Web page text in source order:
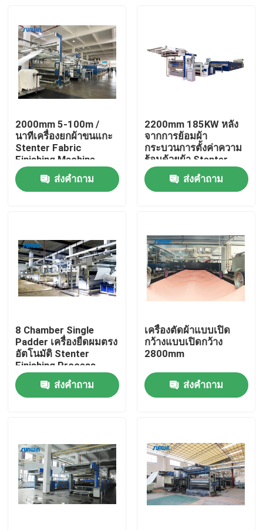
บ้าน
รายชื่อผู้ติดต่อ
ผลิตภัณฑ์
เครื่อง Stenter สิ่งทอ
เครื่องอบไอน้ำร้อน
เครื่องอบผ้า
เครื่องตั้งความร้อนผ้า
2000mm 5-100m /
นาทีเครื่องยกผ้าขนแกะ
Stenter Fabric
Finishing Machine
ส่งคำถาม
2200mm 185KW หลัง
จากการย้อมผ้า
กระบวนการตั้งค่าความ
ร้อนด้วยผ้า Stenter
Machine
ส่งคำถาม
8 Chamber Single
Padder เครื่องยืดผมตรง
อัตโนมัติ Stenter
Finishing Process
ส่งคำถาม
เครื่องตัดผ้าแบบเปิด
กว้างแบบเปิดกว้าง
2800mm
ส่งคำถาม